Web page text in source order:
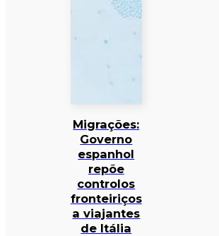
Migrações:
Governo
espanhol
repõe
controlos
fronteiriços
a viajantes
de Itália